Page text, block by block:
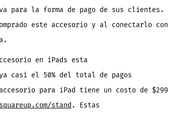
para la forma de pago de sus clientes.
este accesorio y al conectarlo con
en iPads esta
ya casi el 50% del total de pagos
para iPad tiene un costo de $299
squareup.com/stand . Estas